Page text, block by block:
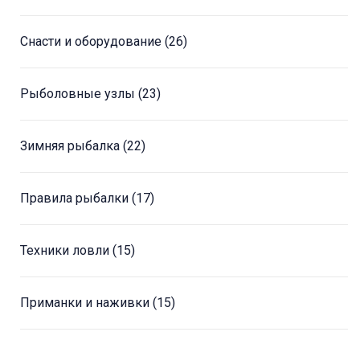
Снасти и оборудование (26)
Рыболовные узлы (23)
Зимняя рыбалка (22)
Правила рыбалки (17)
Техники ловли (15)
Приманки и наживки (15)